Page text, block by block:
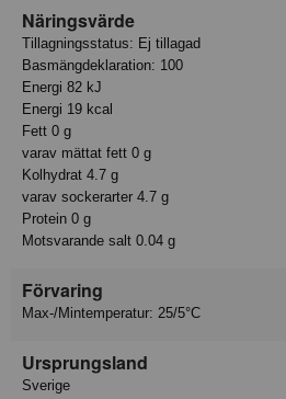
Näringsvärde
Tillagningsstatus: Ej tillagad
Basmängdeklaration: 100
Energi 82 kJ
Energi 19 kcal
Fett 0 g
varav mättat fett 0 g
Kolhydrat 4.7 g
varav sockerarter 4.7 g
Protein 0 g
Motsvarande salt 0.04 g
Förvaring
Max-/Mintemperatur: 25/5°C
Ursprungsland
Sverige